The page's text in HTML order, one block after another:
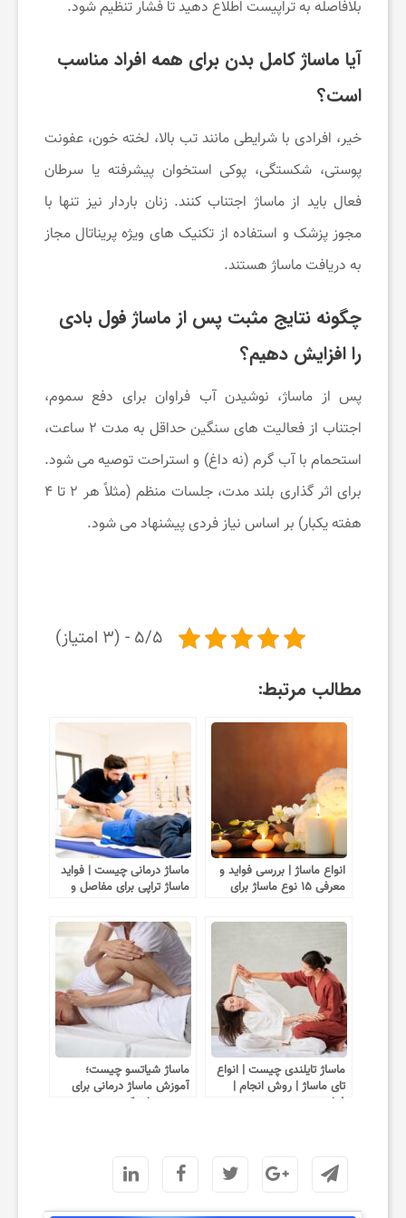
بلافاصله به تراپیست اطلاع دهید تا فشار تنظیم شود.
آیا ماساژ کامل بدن برای همه افراد مناسب
است؟
خیر، افرادی با شرایطی مانند تب بالا، لخته خون، عفونت
پوستی، شکستگی، پوکی استخوان پیشرفته یا سرطان
فعال باید از ماساژ اجتناب کنند. زنان باردار نیز تنها با
مجوز پزشک و استفاده از تکنیک های ویژه پریناتال مجاز
به دریافت ماساژ هستند.
چگونه نتایج مثبت پس از ماساژ فول بادی
را افزایش دهیم؟
پس از ماساژ، نوشیدن آب فراوان برای دفع سموم،
اجتناب از فعالیت های سنگین حداقل به مدت ۲ ساعت،
استحمام با آب گرم (نه داغ) و استراحت توصیه می شود.
برای اثر گذاری بلند مدت، جلسات منظم (مثلاً هر ۲ تا ۴
هفته یکبار) بر اساس نیاز فردی پیشنهاد می شود.
۵/۵ - (۳ امتیاز)
مطالب مرتبط:
انواع ماساژ | بررسی فواید و
معرفی ۱۵ نوع ماساژ برای
ماساژ درمانی چیست | فواید
ماساژ تراپی برای مفاصل و
ماساژ تایلندی چیست | انواع
تای ماساژ | روش انجام |
فواید
ماساژ شیاتسو چیست؛
آموزش ماساژ درمانی برای
صورت، پا و کمر